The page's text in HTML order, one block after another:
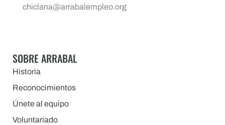
chiclana@arrabalempleo.org
SOBRE ARRABAL
Historia
Reconocimientos
Únete al equipo
Voluntariado